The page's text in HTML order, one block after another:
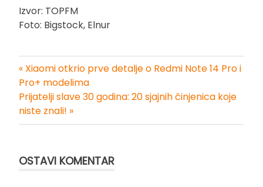
Izvor: TOPFM
Foto: Bigstock, Elnur
Kretanje
članka
« Xiaomi otkrio prve detalje o Redmi Note 14 Pro i
Pro+ modelima
Prijatelji slave 30 godina: 20 sjajnih činjenica koje
niste znali! »
OSTAVI KOMENTAR